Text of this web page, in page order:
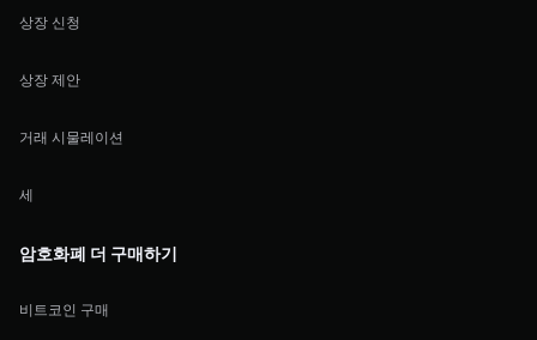
상장 신청
상장 제안
거래 시물레이션
세
암호화폐 더 구매하기
비트코인 구매